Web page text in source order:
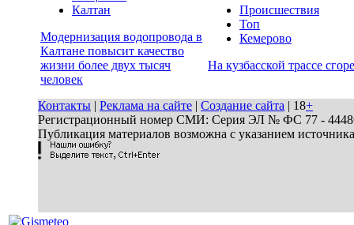
Калтан
Модернизация водопровода в
Калтане повысит качество
жизни более двух тысяч
человек
Происшествия
Топ
Кемерово
На кузбасской трассе
Контакты | Реклама на сайте | Создание сайта | 18+
Регистрационный номер СМИ: Серия ЭЛ № ФС 77 - 44486
Публикация материалов возможна с указанием